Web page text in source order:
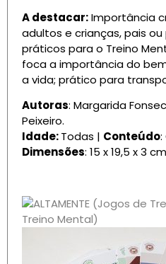
A destacar:Importância
adultos e crianças, pais
práticos para o Treino
foca a importância do
a vida; prático para
Autoras: Margarida
Peixeiro.
Idade:Todas | Conteúdo:
Dimensões: 15 x 19,5 x 3 cm